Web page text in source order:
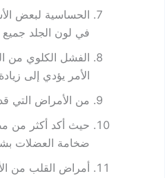
الحساسية لبعض
في لون الجلد
الفشل الكلوي من
الأمر يؤدي إلى
من الأمراض التي
حيث أكد أكثر من
ضخامة العضلات
أمراض القلب من